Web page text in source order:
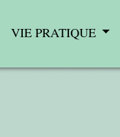
VIE PRATIQUE